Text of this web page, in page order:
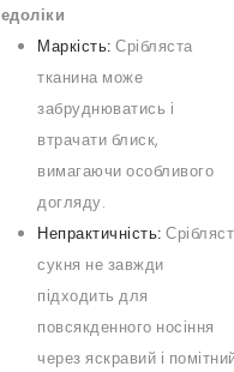
Маркість: Срібляста
тканина може
забруднюватись і
втрачати блиск,
вимагаючи особливого
догляду.
Непрактичність:
сукня не завжди
підходить для
повсякденного носіння
через яскравий і